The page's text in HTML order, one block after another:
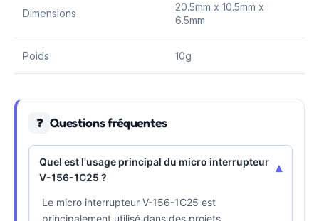
Dimensions
20.5mm x 10.5mm x
6.5mm
Poids 10g
❓ Questions fréquentes
Quel est l'usage principal du micro interrupteur
V-156-1C25 ?
▾
Le micro interrupteur V-156-1C25 est